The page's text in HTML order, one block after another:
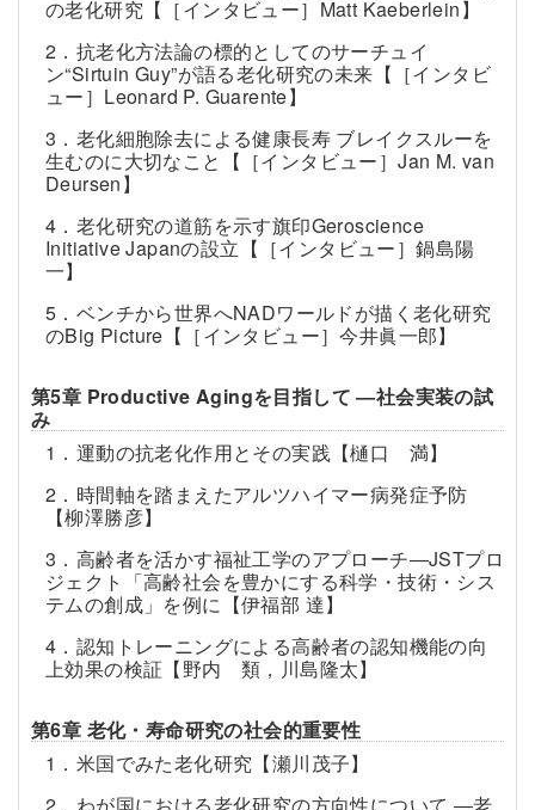
の老化研究【［インタビュー］Matt Kaeberlein】
2．抗老化方法論の標的としてのサーチュイ
ン“Sirtuin Guy”が語る老化研究の未来【［インタビ
ュー］Leonard P. Guarente】
3．老化細胞除去による健康長寿 ブレイクスルーを
生むのに大切なこと【［インタビュー］Jan M. van
Deursen】
4．老化研究の道筋を示す旗印Geroscience
Initiative Japanの設立【［インタビュー］鍋島陽
一】
5．ベンチから世界へNADワールドが描く老化研究
のBig Picture【［インタビュー］今井眞一郎】
第5章 Productive Agingを目指して ―社会実装の試
み
1．運動の抗老化作用とその実践【樋口 満】
2．時間軸を踏まえたアルツハイマー病発症予防
【柳澤勝彦】
3．高齢者を活かす福祉工学のアプローチ―JSTプロ
ジェクト「高齢社会を豊かにする科学・技術・シス
テムの創成」を例に【伊福部 達】
4．認知トレーニングによる高齢者の認知機能の向
上効果の検証【野内 類，川島隆太】
第6章 老化・寿命研究の社会的重要性
1．米国でみた老化研究【瀬川茂子】